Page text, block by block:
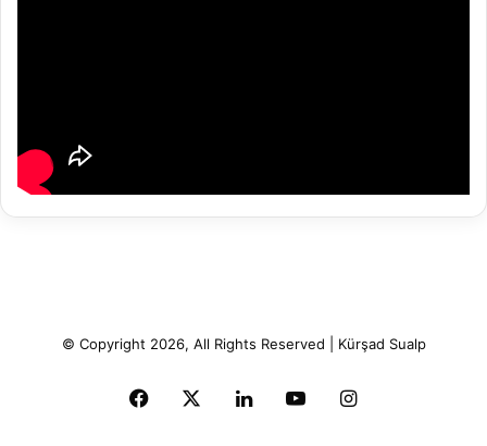
© Copyright 2026, All Rights Reserved | Kürşad Sualp
Facebook LinkedInYouTubeInstagram